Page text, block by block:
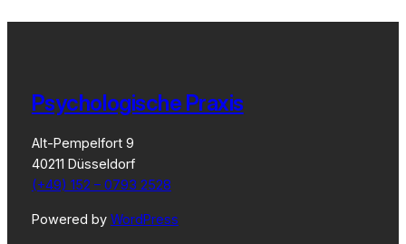
Psychologische Praxis
Alt-Pempelfort 9
40211 Düsseldorf
(+49) 152 – 0793 2528
Powered by WordPress